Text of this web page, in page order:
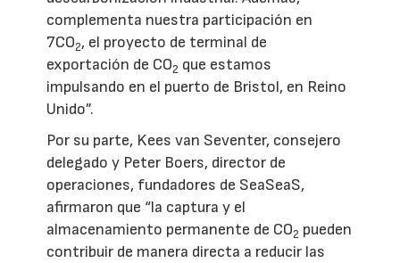
complementa nuestra participación en
7CO2, el proyecto de terminal de
exportación de CO2 que estamos
impulsando en el puerto de Bristol, en Reino
Unido”.
Por su parte, Kees van Seventer, consejero
delegado y Peter Boers, director de
operaciones, fundadores de SeaSeaS,
afirmaron que “la captura y el
almacenamiento permanente de CO2 pueden
contribuir de manera directa a reducir las